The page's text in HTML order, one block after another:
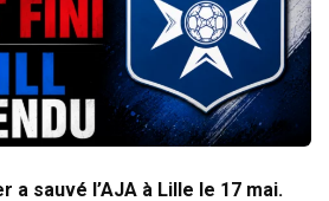
a sauvé l’AJA à Lille le 17 mai.